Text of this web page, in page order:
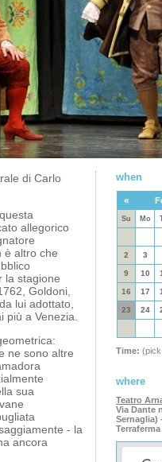
di Carlo
allegorico
è altro che
la stagione
Goldoni,
lui adottato,
a Venezia.
ne sono altre
sua
- la
ancora
when
«
Su Mo
2 3
9 10
16 17
23 24
Time:
where
Teatro
Via Dante
Sernaglia)
Terraferma